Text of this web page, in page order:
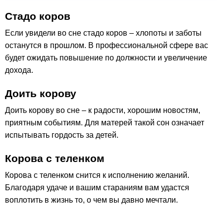
Стадо коров
Если увидели во сне стадо коров – хлопоты и заботы
останутся в прошлом. В профессиональной сфере вас
будет ожидать повышение по должности и увеличение
дохода.
Доить корову
Доить корову во сне – к радости, хорошим новостям,
приятным событиям. Для матерей такой сон означает
испытывать гордость за детей.
Корова с теленком
Корова с теленком снится к исполнению желаний.
Благодаря удаче и вашим стараниям вам удастся
воплотить в жизнь то, о чем вы давно мечтали.